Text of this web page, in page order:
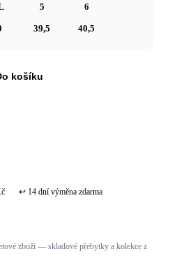
5 6
39,5 40,5
košíku
↩ 14 dní výměna zdarma
zboží — skladové přebytky a kolekce z